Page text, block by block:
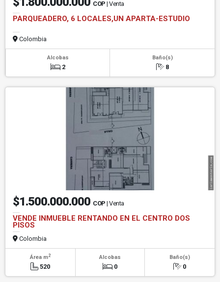
COP | Venta
PARQUEADERO, 6 LOCALES,UN APARTA-ESTUDIO
Colombia
Alcobas
2
Baño(s)
8
$1.500.000.000 COP | Venta
VENDE INMUEBLE RENTANDO EN EL CENTRO DOS
PISOS
Colombia
Área m2
520
Alcobas
0
Baño(s)
0